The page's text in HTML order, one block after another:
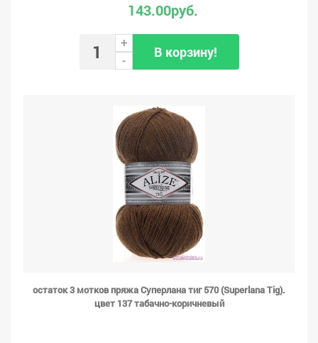
143.00руб.
+
-
В корзину!
остаток 3 мотков пряжа Суперлана тиг 570 (Superlana Tig).
цвет 137 табачно-коричневый